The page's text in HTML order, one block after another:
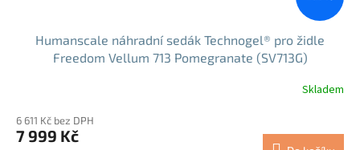
Humanscale náhradní sedák Technogel® pro židle
Freedom Vellum 713 Pomegranate (SV713G)
Skladem
6 611 Kč bez DPH
7 999 Kč